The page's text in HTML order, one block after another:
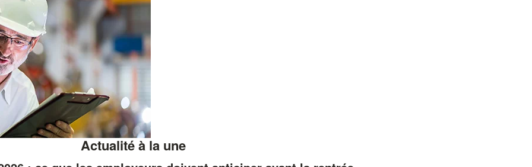
Actualité à la une